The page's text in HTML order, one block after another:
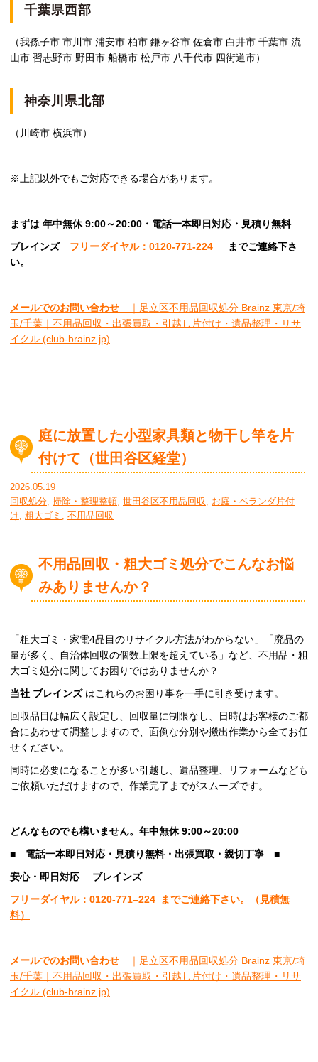
千葉県西部
（我孫子市 市川市 浦安市 柏市 鎌ヶ谷市 佐倉市 白井市 千葉市 流
山市 習志野市 野田市 船橋市 松戸市 八千代市 四街道市）
神奈川県北部
（川崎市 横浜市）
※上記以外でもご対応できる場合があります。
まずは 年中無休 9:00～20:00・電話一本即日対応・見積り無料
ブレインズ フリーダイヤル：0120-771-224 までご連絡下さ
い。
メールでのお問い合わせ
｜足立区不用品回収処分 Brainz 東京/埼
玉/千葉｜不用品回収・出張買取・引越し片付け・遺品整理・リサ
イクル (club-brainz.jp)
庭に放置した小型家具類と物干し竿を片
付けて（世田谷区経堂）
2026.05.19
回収処分, 掃除・整理整頓, 世田谷区不用品回収, お庭・ベランダ片付
け, 粗大ゴミ , 不用品回収
不用品回収・粗大ゴミ処分でこんなお悩
みありませんか？
「粗大ゴミ・家電4品目のリサイクル方法がわからない」「廃品の
量が多く、自治体回収の個数上限を超えている」など、不用品・粗
大ゴミ処分に関してお困りではありませんか？
当社 ブレインズはこれらのお困り事を一手に引き受けます。
回収品目は幅広く設定し、回収量に制限なし、日時はお客様のご都
合にあわせて調整しますので、面倒な分別や搬出作業から全てお任
せください。
同時に必要になることが多い引越し、遺品整理、リフォームなども
ご依頼いただけますので、作業完了までがスムーズです。
どんなものでも構いません。年中無休 9:00～20:00
■ 電話一本即日対応・見積り無料・出張買取・親切丁寧 ■
安心・即日対応
ブレインズ
フリーダイヤル：0120-771–224 までご連絡下さい。
（見積無
料）
メールでのお問い合わせ
｜足立区不用品回収処分 Brainz 東京/埼
玉/千葉｜不用品回収・出張買取・引越し片付け・遺品整理・リサ
イクル (club-brainz.jp)